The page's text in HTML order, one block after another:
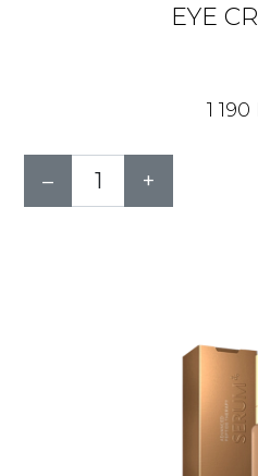
EYE
1 190